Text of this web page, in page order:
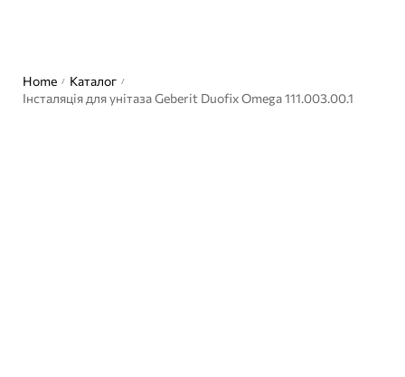
Home / Каталог /
Інсталяція для унітаза Geberit Duofix Omega 111.003.00.1